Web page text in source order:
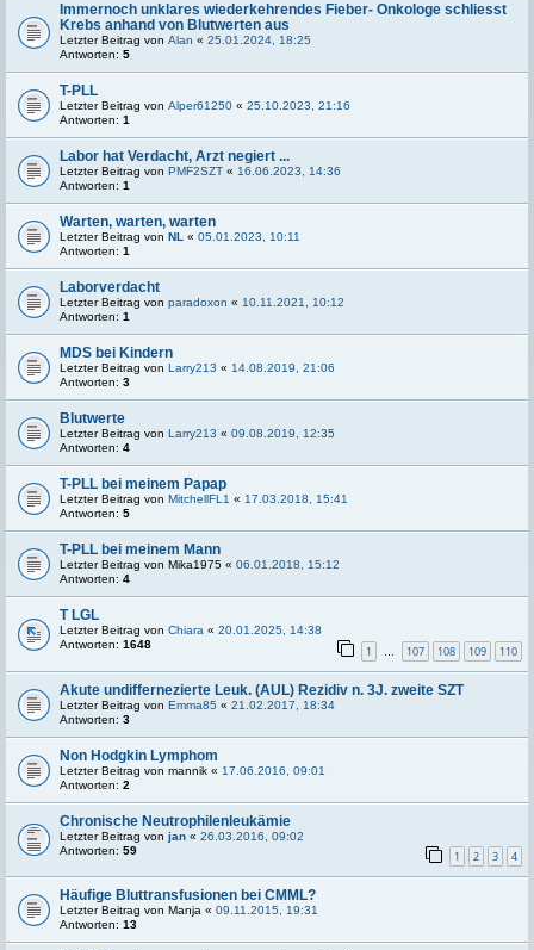
Immernoch unklares wiederkehrendes Fieber- Onkologe schliesst
Krebs anhand von Blutwerten aus
Letzter Beitrag von Alan « 25.01.2024, 18:25
Antworten: 5
T-PLL
Letzter Beitrag von Alper61250 « 25.10.2023, 21:16
Antworten: 1
Labor hat Verdacht, Arzt negiert ...
Letzter Beitrag von PMF2SZT « 16.06.2023, 14:36
Antworten: 1
Warten, warten, warten
Letzter Beitrag von NL « 05.01.2023, 10:11
Antworten: 1
Laborverdacht
Letzter Beitrag von paradoxon « 10.11.2021, 10:12
Antworten: 1
MDS bei Kindern
Letzter Beitrag von Larry213 « 14.08.2019, 21:06
Antworten: 3
Blutwerte
Letzter Beitrag von Larry213 « 09.08.2019, 12:35
Antworten: 4
T-PLL bei meinem Papap
Letzter Beitrag von MitchellFL1 « 17.03.2018, 15:41
Antworten: 5
T-PLL bei meinem Mann
Letzter Beitrag von Mika1975 « 06.01.2018, 15:12
Antworten: 4
T LGL
Letzter Beitrag von Chiara « 20.01.2025, 14:38
Antworten: 1648 1 107 108 109 110
Akute undiffernezierte Leuk. (AUL) Rezidiv n. 3J. zweite SZT
Letzter Beitrag von Emma85 « 21.02.2017, 18:34
Antworten: 3
Non Hodgkin Lymphom
Letzter Beitrag von mannik « 17.06.2016, 09:01
Antworten: 2
Chronische Neutrophilenleukämie
Letzter Beitrag von jan « 26.03.2016, 09:02
Antworten: 59 1 2 3 4
Häufige Bluttransfusionen bei CMML?
Letzter Beitrag von Manja « 09.11.2015, 19:31
Antworten: 13